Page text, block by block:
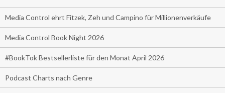
Media Control ehrt Fitzek, Zeh und Campino für Millionenverkäufe
Media Control Book Night 2026
#BookTok Bestsellerliste für den Monat April 2026
Podcast Charts nach Genre